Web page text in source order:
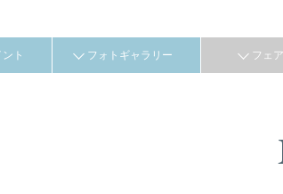
ト フォトギャラリー フェ